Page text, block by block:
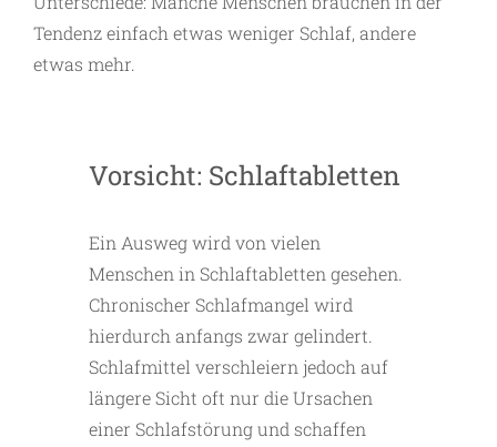
Tendenz einfach etwas weniger Schlaf, andere
etwas mehr.
Vorsicht: Schlaftabletten
Ein Ausweg wird von vielen
Menschen in Schlaftabletten gesehen.
Chronischer Schlafmangel wird
hierdurch anfangs zwar gelindert.
Schlafmittel verschleiern jedoch auf
längere Sicht oft nur die Ursachen
einer Schlafstörung und schaffen